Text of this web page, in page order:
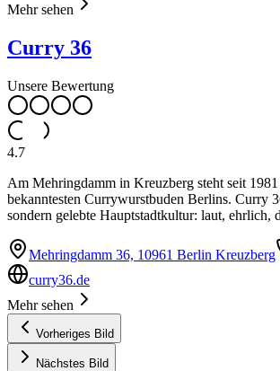
Mehr sehen
Curry 36
Unsere Bewertung
4.7
Am Mehringdamm in Kreuzberg steht seit
bekanntesten Currywurstbuden Berlins. Curry
sondern gelebte Hauptstadtkultur: laut, ehrlich,
Mehringdamm 36, 10961 Berlin Kreuzberg
curry36.de
Mehr sehen
Vorheriges Bild
Nächstes Bild